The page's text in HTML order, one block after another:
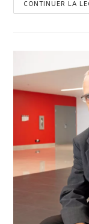
CONTINUER LA